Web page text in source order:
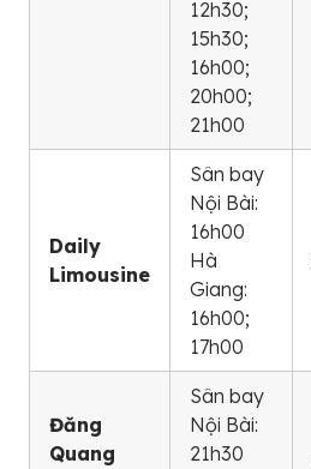
12h30;
15h30;
16h00;
20h00;
21h00
Daily
Limousine
Sân bay
Nội Bài:
16h00
Hà
Giang:
16h00;
17h00
Đăng
Quang
Sân bay
Nội Bài:
21h30